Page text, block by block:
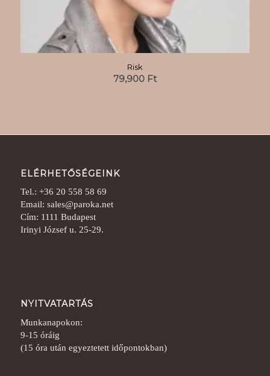
Risk
79,900 Ft
ELÉRHETŐSÉGEINK
Tel.: +36 20 558 58 69
Email: sales@paroka.net
Cím: 1111 Budapest
Irinyi József u. 25-29.
NYITVATARTÁS
Munkanapokon:
9-15 óráig
(15 óra után egyeztetett időpontokban)